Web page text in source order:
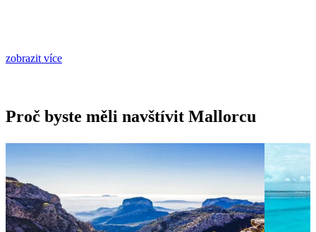
zobrazit více
Proč byste měli navštívit Mallorcu